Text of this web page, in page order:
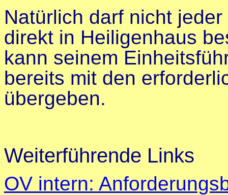
Natürlich darf nicht
direkt in Heiligenhaus
kann seinem
bereits mit den
übergeben.
Weiterführende Links
OV intern: